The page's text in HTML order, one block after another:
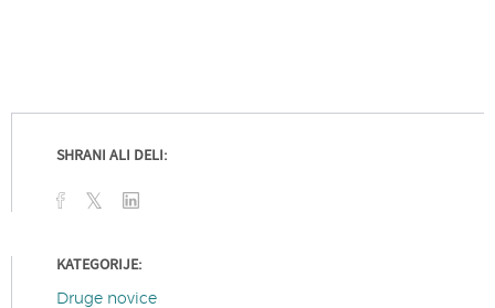
SHRANI ALI DELI:
KATEGORIJE:
Druge novice